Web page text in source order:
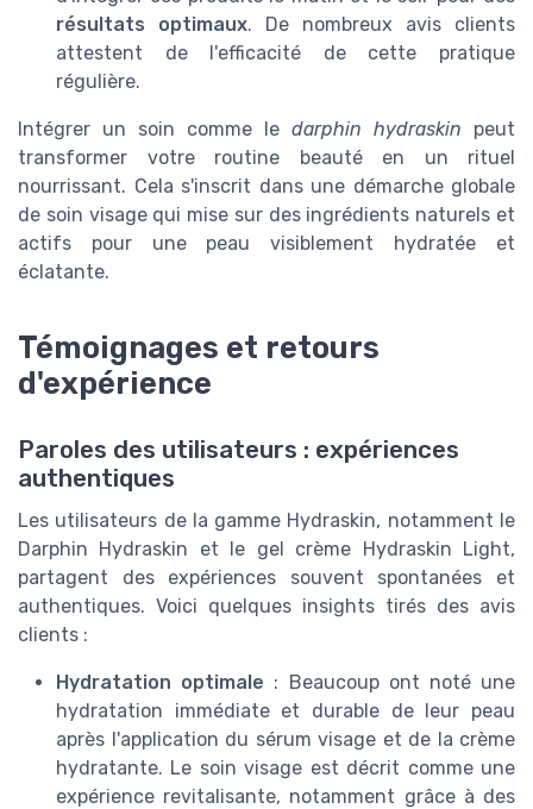
résultats optimaux. De nombreux avis clients
attestent de l'efficacité de cette pratique
régulière.
Intégrer un soin comme le darphin hydraskin peut
transformer votre routine beauté en un rituel
nourrissant. Cela s'inscrit dans une démarche globale
de soin visage qui mise sur des ingrédients naturels et
actifs pour une peau visiblement hydratée et
éclatante.
Témoignages et retours
d'expérience
Paroles des utilisateurs : expériences
authentiques
Les utilisateurs de la gamme Hydraskin, notamment le
Darphin Hydraskin et le gel crème Hydraskin Light,
partagent des expériences souvent spontanées et
authentiques. Voici quelques insights tirés des avis
clients :
Hydratation optimale : Beaucoup ont noté une
hydratation immédiate et durable de leur peau
après l'application du sérum visage et de la crème
hydratante. Le soin visage est décrit comme une
expérience revitalisante, notamment grâce à des